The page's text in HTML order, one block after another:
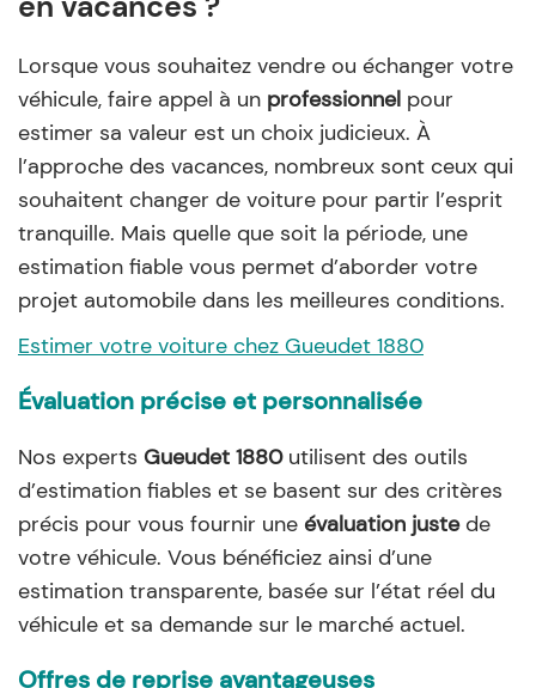
Lorsque vous souhaitez vendre ou échanger votre
véhicule, faire appel à un professionnel pour
estimer sa valeur est un choix judicieux. À
l’approche des vacances, nombreux sont ceux qui
souhaitent changer de voiture pour partir l’esprit
tranquille. Mais quelle que soit la période, une
estimation fiable vous permet d’aborder votre
projet automobile dans les meilleures conditions.
Estimer votre voiture chez Gueudet 1880
Évaluation précise et personnalisée
Nos experts Gueudet 1880utilisent des outils
d’estimation fiables et se basent sur des critères
précis pour vous fournir une évaluation justede
votre véhicule. Vous bénéficiez ainsi d’une
estimation transparente, basée sur l’état réel du
véhicule et sa demande sur le marché actuel.
Offres de reprise avantageuses